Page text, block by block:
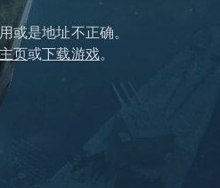
或是地址不正确。
页或下载游戏。